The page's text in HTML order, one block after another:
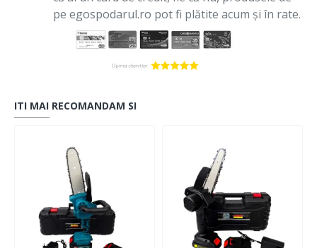
pe egospodarul.ro pot fi plătite acum și în rate.
ITI MAI RECOMANDAM SI